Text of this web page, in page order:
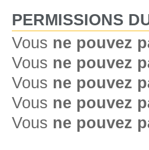
PERMISSIONS
Vous ne pouvez
Vous ne pouvez
Vous ne pouvez
Vous ne pouvez
Vous ne pouvez